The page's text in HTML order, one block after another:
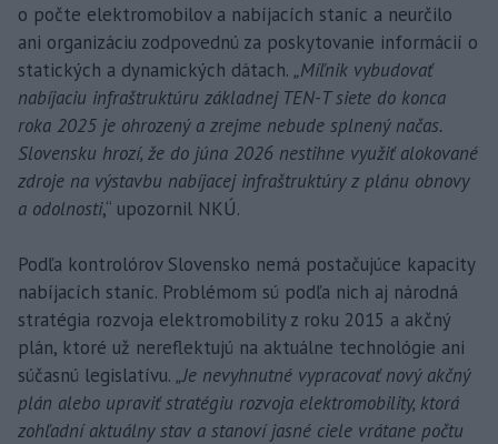
o počte elektromobilov a nabíjacích staníc a neurčilo
ani organizáciu zodpovednú za poskytovanie informácií o
statických a dynamických dátach. „Míľnik vybudovať
nabíjaciu infraštruktúru základnej TEN-T siete do konca
roka 2025 je ohrozený a zrejme nebude splnený načas.
Slovensku hrozí, že do júna 2026 nestihne využiť alokované
zdroje na výstavbu nabíjacej infraštruktúry z plánu obnovy
a odolnosti,“ upozornil NKÚ.
Podľa kontrolórov Slovensko nemá postačujúce kapacity
nabíjacích staníc. Problémom sú podľa nich aj národná
stratégia rozvoja elektromobility z roku 2015 a akčný
plán, ktoré už nereflektujú na aktuálne technológie ani
súčasnú legislatívu. „Je nevyhnutné vypracovať nový akčný
plán alebo upraviť stratégiu rozvoja elektromobility, ktorá
zohľadní aktuálny stav a stanoví jasné ciele vrátane počtu